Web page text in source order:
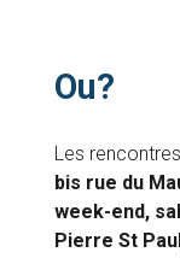
Ou?
Les
bis rue du
week-end,
Pierre St